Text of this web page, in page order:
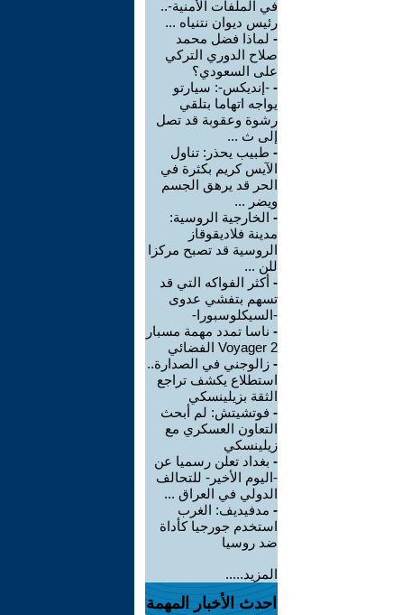
في الملفات الأمنية-..
رئيس ديوان نتنياه ...
- لماذا فضل محمد
صلاح الدوري التركي
على السعودي؟
- -إنديكس-: سيارتو
يواجه اتهاما بتلقي
رشوة وعقوبة قد تصل
إلى ث ...
- طبيب يحذر: تناول
الآيس كريم بكثرة في
الحر قد يرهق الجسم
ويضر ...
- الخارجية الروسية:
مدينة فلاديقوقاز
الروسية قد تصبح مركزا
للن ...
- أكثر الفواكه التي قد
تسهم بتفشي عدوى
-السيكلوسبورا-
- ناسا تمدد مهمة مسبار
Voyager 2 الفضائي
- زالوجني في الصدارة..
استطلاع يكشف تراجع
الثقة بزيلينسكي
- فوتشيتش: لم أبحث
التعاون العسكري مع
زيلينسكي
- بغداد تعلن رسميا عن
-اليوم الأخير- للتحالف
الدولي في العراق ...
- مدفيديف: الغرب
استخدم جورجيا كأداة
ضد روسيا
المزيد.....
احدث الأخبار المهمة